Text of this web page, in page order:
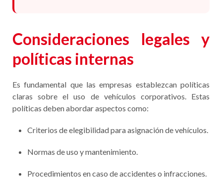
Consideraciones legales y
políticas internas
Es fundamental que las empresas establezcan políticas
claras sobre el uso de vehículos corporativos. Estas
políticas deben abordar aspectos como:
Criterios de elegibilidad para asignación de vehículos.
Normas de uso y mantenimiento.
Procedimientos en caso de accidentes o infracciones.